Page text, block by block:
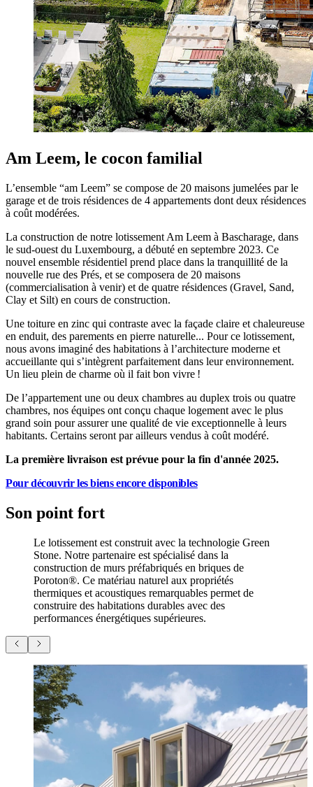
Am Leem, le cocon familial
L’ensemble “am Leem” se compose de 20 maisons jumelées par le
garage et de trois résidences de 4 appartements dont deux résidences
à coût modérées.
La construction de notre lotissement Am Leem à Bascharage, dans
le sud-ouest du Luxembourg, a débuté en septembre 2023. Ce
nouvel ensemble résidentiel prend place dans la tranquillité de la
nouvelle rue des Prés, et se composera de 20 maisons
(commercialisation à venir) et de quatre résidences (Gravel, Sand,
Clay et Silt) en cours de construction.
Une toiture en zinc qui contraste avec la façade claire et chaleureuse
en enduit, des parements en pierre naturelle... Pour ce lotissement,
nous avons imaginé des habitations à l’architecture moderne et
accueillante qui s’intègrent parfaitement dans leur environnement.
Un lieu plein de charme où il fait bon vivre !
De l’appartement une ou deux chambres au duplex trois ou quatre
chambres, nos équipes ont conçu chaque logement avec le plus
grand soin pour assurer une qualité de vie exceptionnelle à leurs
habitants. Certains seront par ailleurs vendus à coût modéré.
La première livraison est prévue pour la fin d'année 2025.
Pour découvrir les biens encore disponibles
Son point fort
Le lotissement est construit avec la technologie Green
Stone. Notre partenaire est spécialisé dans la
construction de murs préfabriqués en briques de
Poroton®. Ce matériau naturel aux propriétés
thermiques et acoustiques remarquables permet de
construire des habitations durables avec des
performances énergétiques supérieures.